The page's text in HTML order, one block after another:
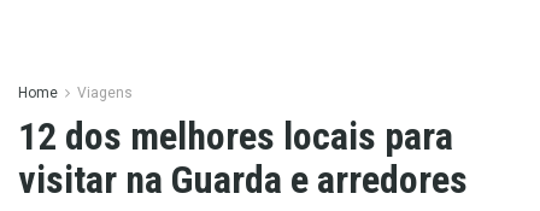
Home Viagens
12 dos melhores locais para
visitar na Guarda e arredores